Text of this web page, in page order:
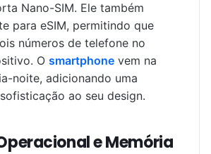
Nano-SIM. Ele também
para eSIM, permitindo que
números de telefone no
O smartphone vem na
noite, adicionando uma
ao seu design.
e Memória